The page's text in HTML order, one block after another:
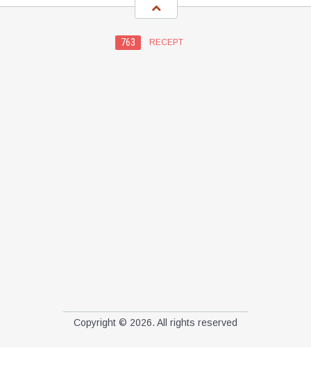
763 RECEPT
Copyright © 2026. All rights reserved